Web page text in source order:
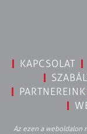
KAPCSOLAT
PARTNEREINK
Az ezen a weboldalon